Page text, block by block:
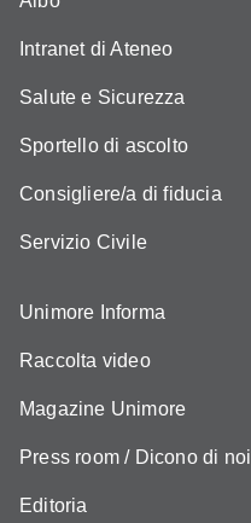
Intranet di Ateneo
Salute e Sicurezza
Sportello di ascolto
Consigliere/a di fiducia
Servizio Civile
Unimore Informa
Raccolta video
Magazine Unimore
Press room / Dicono di noi
Editoria